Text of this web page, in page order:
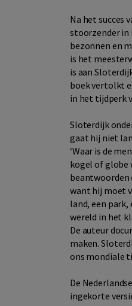
Na het succes
stoorzender in
bezonnen en
is het
is aan
boek vertolkt
in het tijdperk
Sloterdijk
gaat hij niet
‘Waar is de
kogel of globe
beantwoorden
want hij moet
land, een park,
wereld in het
De auteur
maken.
ons mondiale
De
ingekorte